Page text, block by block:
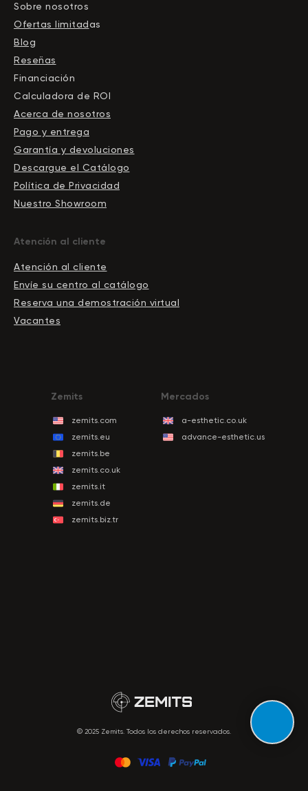
Sobre nosotros
Ofertas limitadas
Blog
Reseñas
Financiación
Calculadora de ROI
Acerca de nosotros
Pago y entrega
Garantía y devoluciones
Descargue el Сatálogo
Política de Privacidad
Nuestro Showroom
Atención al cliente
Atención al cliente
Envíe su centro al catálogo
Reserva una demostración virtual
Vacantes
zemits.com
zemits.eu
zemits.be
zemits.co.uk
zemits.it
zemits.de
zemits.biz.tr
Zemits
a-esthetic.co.uk
advance-esthetic.us
Mercados
© 2025 Zemits. Todos los derechos reservados.